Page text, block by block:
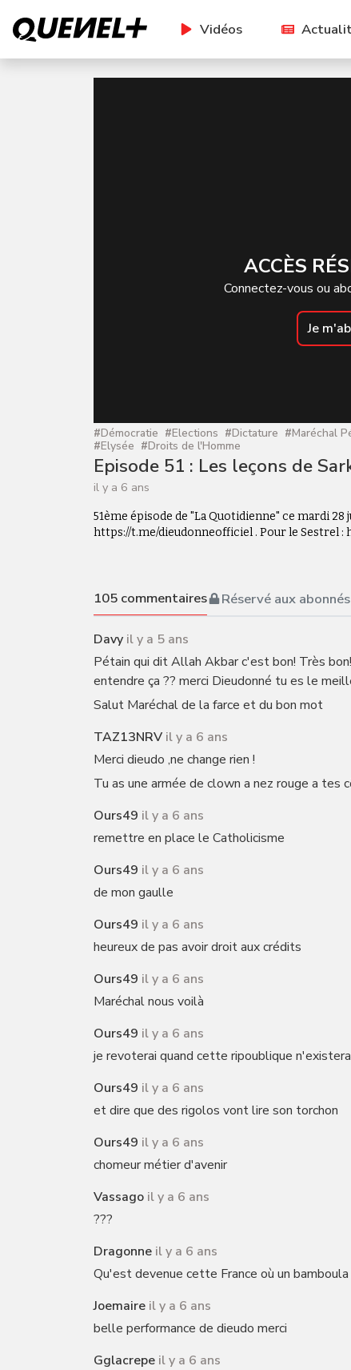
Vidéos
ACCÈS
Connectez-vous ou
Je
#Démocratie #Elections #Dictature #Maréchal
#Elysée #Droits de l'Homme
Episode 51 : Les leçons de
il y a 6 ans
51ème épisode de "La Quotidienne" ce mardi
https://t.me/dieudonneofficiel . Pour le Sestrel :
105 commentaires Réservé aux abonnés
Davy il y a 5 ans
Pétain qui dit Allah Akbar c'est bon! Très
entendre ça ?? merci Dieudonné tu es le
Salut Maréchal de la farce et du bon mot
TAZ13NRV il y a 6 ans
Merci dieudo ,ne change rien !
Tu as une armée de clown a nez rouge a tes
Ours49 il y a 6 ans
remettre en place le Catholicisme
Ours49 il y a 6 ans
de mon gaulle
Ours49 il y a 6 ans
heureux de pas avoir droit aux crédits
Ours49 il y a 6 ans
Maréchal nous voilà
Ours49 il y a 6 ans
je revoterai quand cette ripoublique
Ours49 il y a 6 ans
et dire que des rigolos vont lire son torchon
Ours49 il y a 6 ans
chomeur métier d'avenir
Vassago il y a 6 ans
???
Dragonne il y a 6 ans
Qu'est devenue cette France où un
Joemaire il y a 6 ans
belle performance de dieudo merci
Gglacrepe il y a 6 ans